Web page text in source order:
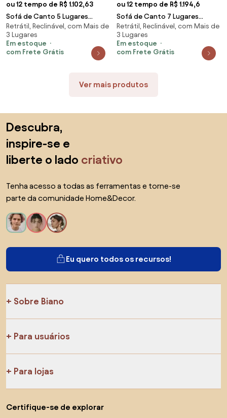
ou 12 tempo de R$ 1.102,63
Sofá de Canto 5 Lugares
Retrátil e Reclinável -
Confortable Suede Cinza
Retrátil, Reclinável, com Mais de
3 Lugares
Em estoque
com Frete Grátis
ou 12 tempo de R$ 1.194,6
Sofá de Canto 7 Lugares
Retrátil e Reclinável -
Confortable Suede Cinza
Retrátil, Reclinável, com Mais de
3 Lugares
Em estoque
com Frete Grátis
Ver mais produtos
Descubra,
inspire-se e
liberte o lado criativo
Tenha acesso a todas as ferramentas e torne-se
parte da comunidade Home&Decor.
Eu quero todos os recursos!
Sobre Biano
Para usuários
Para lojas
Certifique-se de explorar